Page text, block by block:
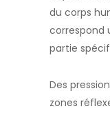
du corps
correspond
partie
Des
zones